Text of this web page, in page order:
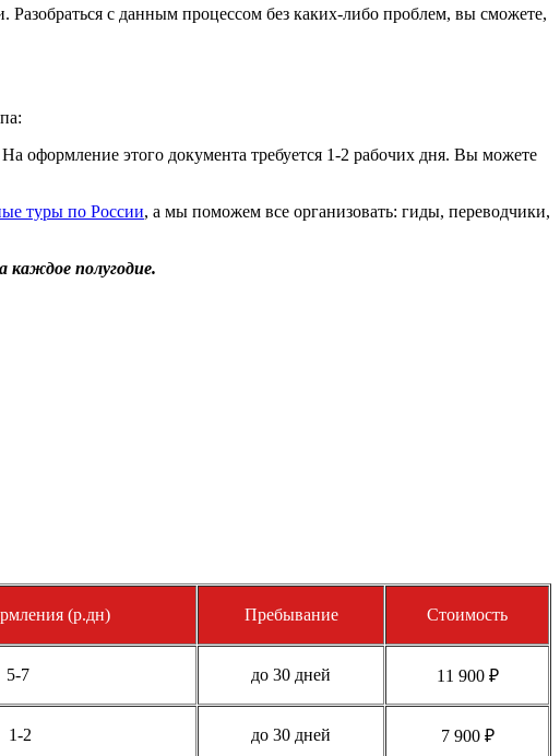
с данным процессом без каких-либо проблем, вы сможете,
оформление этого документа требуется 1-2 рабочих дня. Вы можете
туры по России, а мы поможем все организовать: гиды, переводчики,
каждое полугодие.
(р.дн) Пребывание Стоимость
5-7 до 30 дней 11 900 ₽
1-2 до 30 дней 7 900 ₽